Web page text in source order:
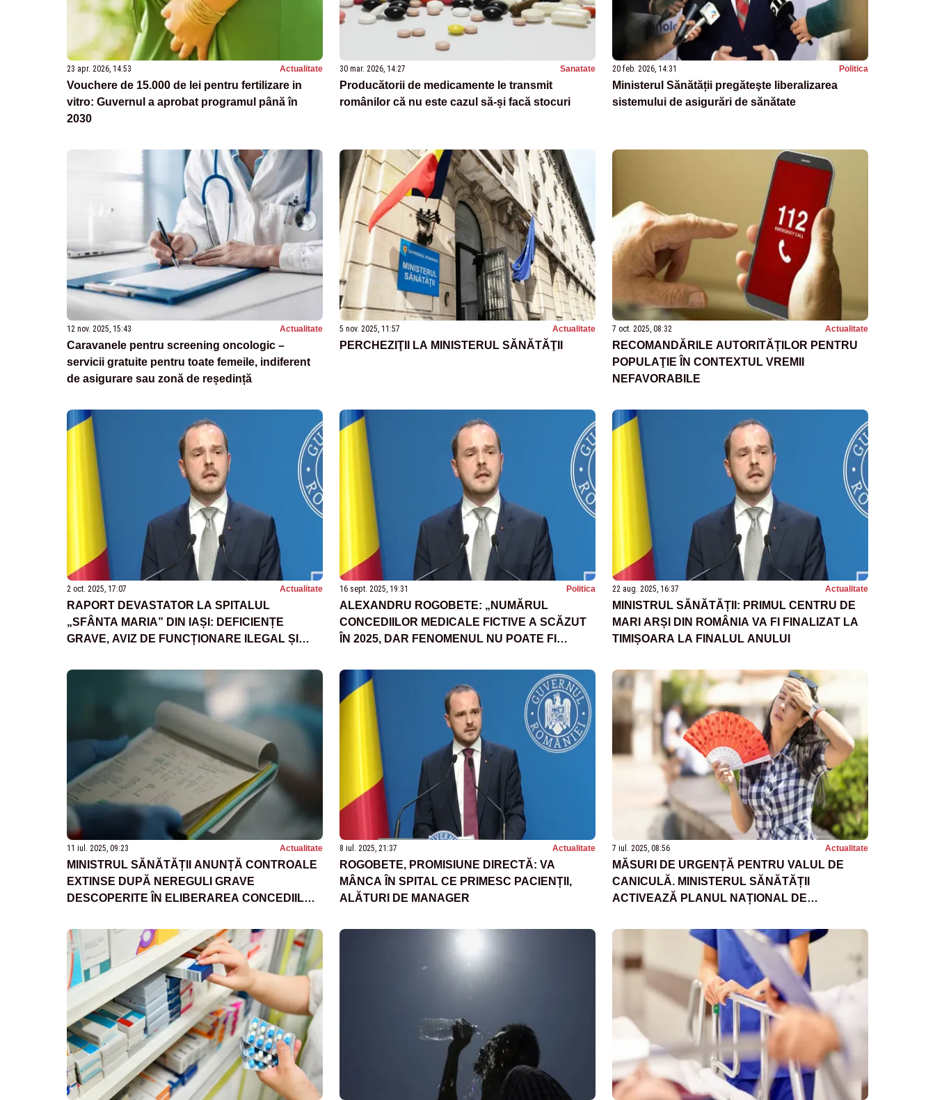
23 apr. 2026, 14:53 Actualitate
Vouchere de 15.000 de lei pentru fertilizare in
vitro: Guvernul a aprobat programul până în
2030
30 mar. 2026, 14:27 Sanatate
Producătorii de medicamente le transmit
românilor că nu este cazul să-și facă stocuri
20 feb. 2026, 14:31 Politica
Ministerul Sănătății pregăteşte liberalizarea
sistemului de asigurări de sănătate
12 nov. 2025, 15:43 Actualitate
Caravanele pentru screening oncologic –
servicii gratuite pentru toate femeile, indiferent
de asigurare sau zonă de reședință
5 nov. 2025, 11:57 Actualitate
PERCHEZIŢII LA MINISTERUL SĂNĂTĂŢII
7 oct. 2025, 08:32 Actualitate
RECOMANDĂRILE AUTORITĂȚILOR PENTRU
POPULAŢIE ÎN CONTEXTUL VREMII
NEFAVORABILE
2 oct. 2025, 17:07 Actualitate
RAPORT DEVASTATOR LA SPITALUL
„SFÂNTA MARIA” DIN IAȘI: DEFICIENȚE
GRAVE, AVIZ DE FUNCȚIONARE ILEGAL ȘI
16 sept. 2025, 19:31 Politica
ALEXANDRU ROGOBETE: „NUMĂRUL
CONCEDIILOR MEDICALE FICTIVE A SCĂZUT
ÎN 2025, DAR FENOMENUL NU POATE FI
22 aug. 2025, 16:37 Actualitate
MINISTRUL SĂNĂTĂȚII: PRIMUL CENTRU DE
MARI ARȘI DIN ROMÂNIA VA FI FINALIZAT LA
TIMIȘOARA LA FINALUL ANULUI
11 iul. 2025, 09:23 Actualitate
MINISTRUL SĂNĂTĂȚII ANUNȚĂ CONTROALE
EXTINSE DUPĂ NEREGULI GRAVE
DESCOPERITE ÎN ELIBERAREA CONCEDIILOR
8 iul. 2025, 21:37 Actualitate
ROGOBETE, PROMISIUNE DIRECTĂ: VA
MÂNCA ÎN SPITAL CE PRIMESC PACIENȚII,
ALĂTURI DE MANAGER
7 iul. 2025, 08:56 Actualitate
MĂSURI DE URGENȚĂ PENTRU VALUL DE
CANICULĂ. MINISTERUL SĂNĂTĂȚII
ACTIVEAZĂ PLANUL NAȚIONAL DE